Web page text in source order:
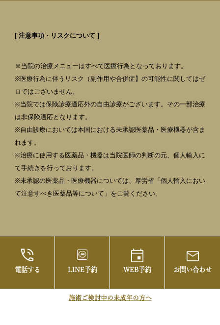
電話する LINE予約 WEB予約 お問い合わせ
施術ご検討中の未成年の方へ
[ 注意事項・リスクについて ]
※当院の治療メニューはすべて医療行為となっております。
※医療行為に伴うリスク（副作用や合併症】の可能性に関してはゼ
ロではございません。
※当院では保険診療適応外の自由診療がございます。その一部治療
は非保険適応となります。
※自由診療においては本国における未承認医薬品・医療機器が含ま
れます。
※治療に使用する医薬品・機器は当院医師の判断の元、個人輸入に
て手続きを行っております。
※未承認の医薬品・医療機器については、厚労省「個人輸入におい
て注意すべき医薬品等について」をご覧ください。
らお茶の水美容形成クリニック